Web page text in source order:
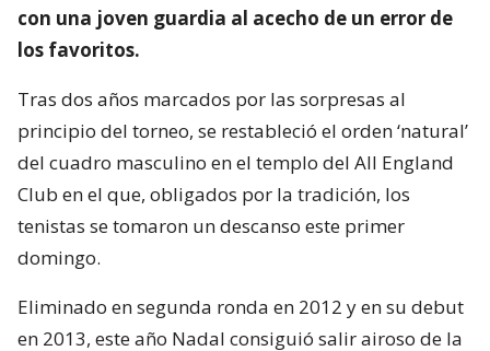
con una joven guardia al acecho de un error de
los favoritos.
Tras dos años marcados por las sorpresas al
principio del torneo, se restableció el orden ‘natural’
del cuadro masculino en el templo del All England
Club en el que, obligados por la tradición, los
tenistas se tomaron un descanso este primer
domingo.
Eliminado en segunda ronda en 2012 y en su debut
en 2013, este año Nadal consiguió salir airoso de la